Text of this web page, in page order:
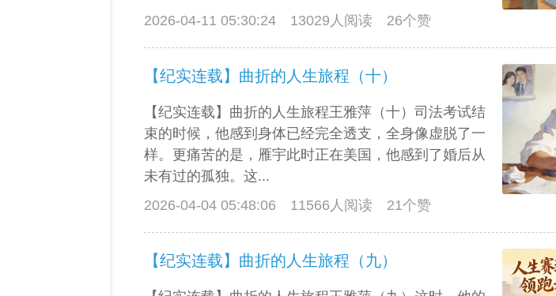
2026-04-11 05:30:24
13029人阅读 26个赞
【纪实连载】曲折的人生旅程（十）
【纪实连载】曲折的人生旅程王雅萍（十）司法考试结
束的时候，他感到身体已经完全透支，全身像虚脱了一
样。更痛苦的是，雁宇此时正在美国，他感到了婚后从
未有过的孤独。这...
2026-04-04 05:48:06
11566人阅读 21个赞
【纪实连载】曲折的人生旅程（九）